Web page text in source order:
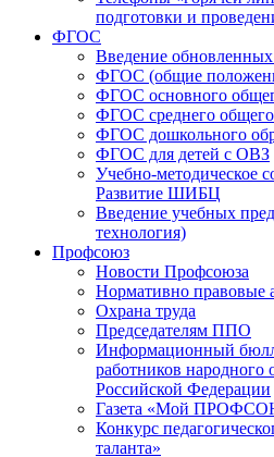
подготовки и
ФГОС
Введение
ФГОС (общие
ФГОС основного
ФГОС среднего общего
ФГОС дошкольного
ФГОС для детей с ОВЗ
Учебно-методическое
Развитие ШИБЦ
Введение учебных
технология)
Профсоюз
Новости Профсоюза
Нормативно правовые
Охрана труда
Председателям ППО
Информационный
работников народного
Российской Федерации
Газета «Мой
Конкурс
таланта»